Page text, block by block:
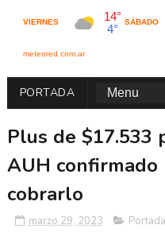
PORTADA
Plus de $17.533
AUH confirmado
cobrarlo
marzo 29, 2023 Portada